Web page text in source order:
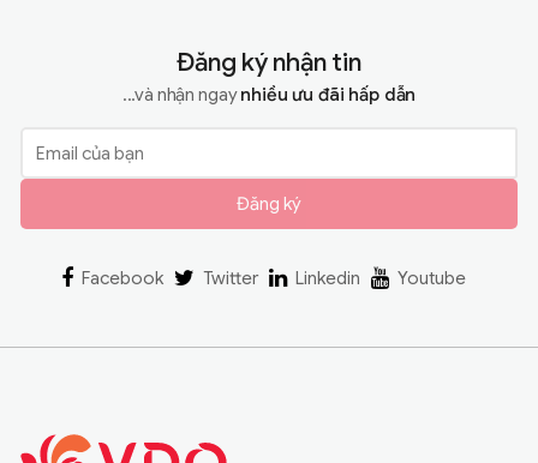
Đăng ký nhận tin
...và nhận ngaynhiều ưu đãi hấp dẫn
Đăng ký
Facebook Twitter Linkedin Youtube